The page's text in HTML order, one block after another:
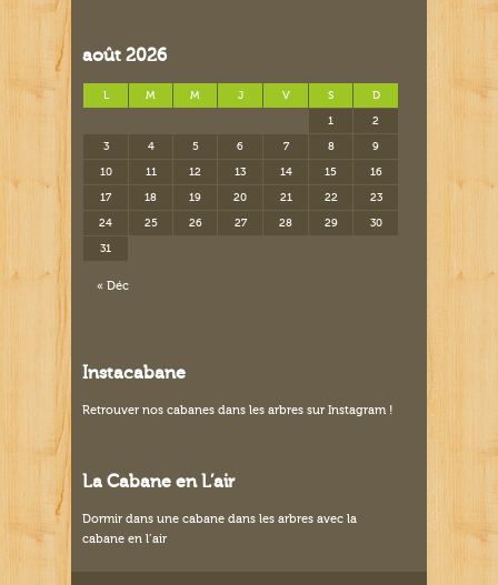
août 2026
L M M J V S D
« Déc
1 2
3 4 5 6 7 8 9
10 11 12 13 14 15 16
17 18 19 20 21 22 23
24 25 26 27 28 29 30
31
Instacabane
Retrouver nos cabanes dans les arbres sur Instagram !
La Cabane en L’air
Dormir dans une cabane dans les arbres avec la
cabane en l’air